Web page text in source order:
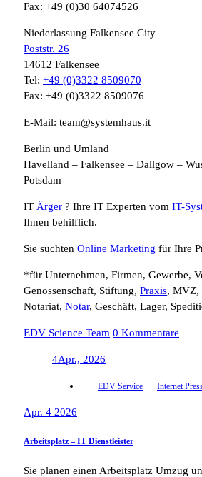
Fax: +49 (0)30 64074526
Niederlassung Falkensee City
Poststr. 26
14612 Falkensee
Tel: +49 (0)3322 8509070
Fax: +49 (0)3322 8509076
E-Mail: team@systemhaus.it
Berlin und Umland
Havelland – Falkensee – Dallgow –
Potsdam
IT Ärger ? Ihre IT Experten vom IT-
Ihnen behilflich.
Sie suchten Online Marketing für Ihre
*für Unternehmen, Firmen, Gewerbe,
Genossenschaft, Stiftung, Praxis,
Notariat, Notar, Geschäft, Lager,
EDV Science Team 0 Kommentare
4Apr., 2026
EDV Service Internet
Apr. 4 2026
Arbeitsplatz – IT Dienstleister
Sie planen einen Arbeitsplatz Umzug